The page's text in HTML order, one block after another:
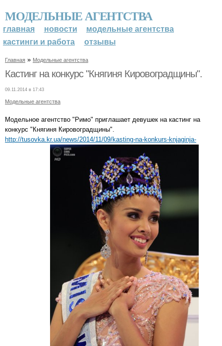
МОДЕЛЬНЫЕ АГЕНТСТВА
главная новости
модельные агентства
кастинги и работа
отзывы
Главная » Модельные агентства
Кастинг на конкурс "Княгиня Кировоградщины".
09.11.2014 в 17:43
Модельные агентства
Модельное агентство "Римо" приглашает девушек на кастинг на
конкурс "Княгиня Кировоградщины".
http://tusovka.kr.ua/news/2014/11/09/kasting-na-konkurs-knjaginja-